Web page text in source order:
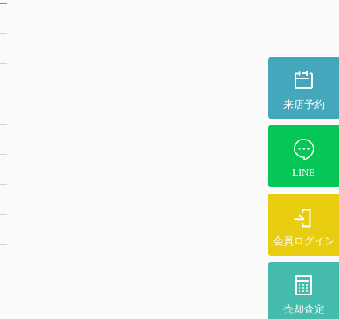
来店予約
LINE
会員ログイン
売却査定